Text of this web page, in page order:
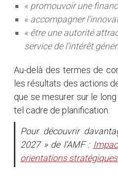
« promouvoir une
« accompagner
« être une autorité
service de l’intérêt
Au-delà des termes de
les résultats des actions
que se mesurer sur le
tel cadre de planification.
Pour découvrir
2027 » de l’AMF :
orientations